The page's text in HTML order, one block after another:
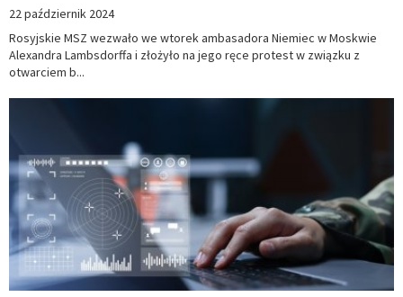
22 październik 2024
Rosyjskie MSZ wezwało we wtorek ambasadora Niemiec w Moskwie
Alexandra Lambsdorffa i złożyło na jego ręce protest w związku z
otwarciem b...